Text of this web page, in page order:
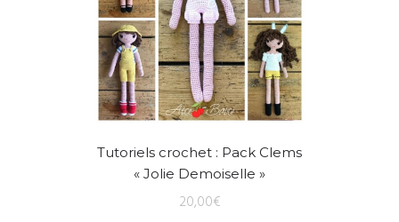
Tutoriels crochet : Pack Clems
« Jolie Demoiselle »
20,00€